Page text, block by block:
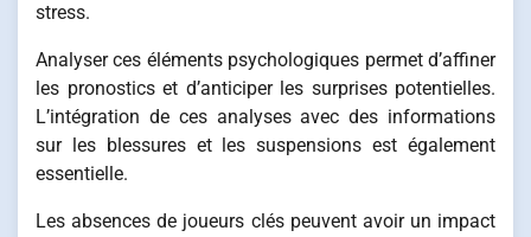
stress.
Analyser ces éléments psychologiques permet d’affiner
les pronostics et d’anticiper les surprises potentielles.
L’intégration de ces analyses avec des informations
sur les blessures et les suspensions est également
essentielle.
Les absences de joueurs clés peuvent avoir un impact